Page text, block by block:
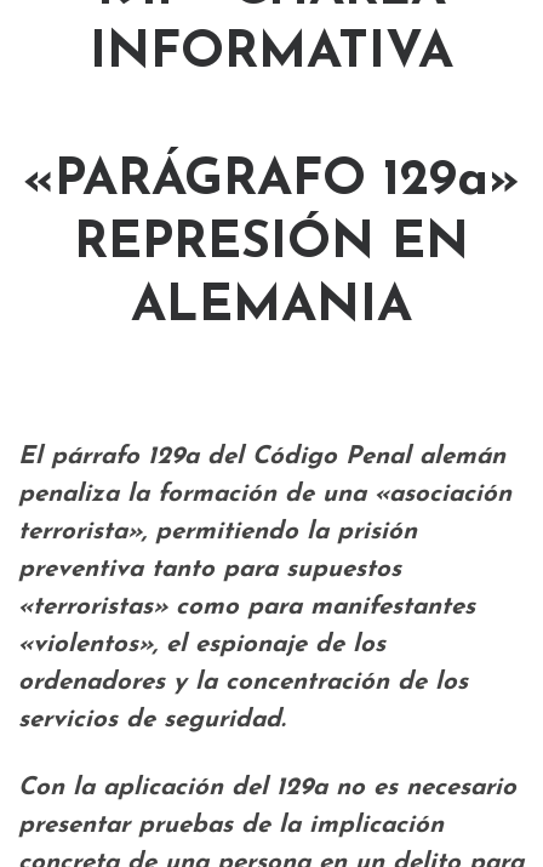
INFORMATIVA
«PARÁGRAFO 129a»
REPRESIÓN EN
ALEMANIA
El párrafo 129a del Código Penal alemán
penaliza la formación de una «asociación
terrorista», permitiendo la prisión
preventiva tanto para supuestos
«terroristas» como para manifestantes
«violentos», el espionaje de los
ordenadores y la concentración de los
servicios de seguridad.
Con la aplicación del 129a no es necesario
presentar pruebas de la implicación